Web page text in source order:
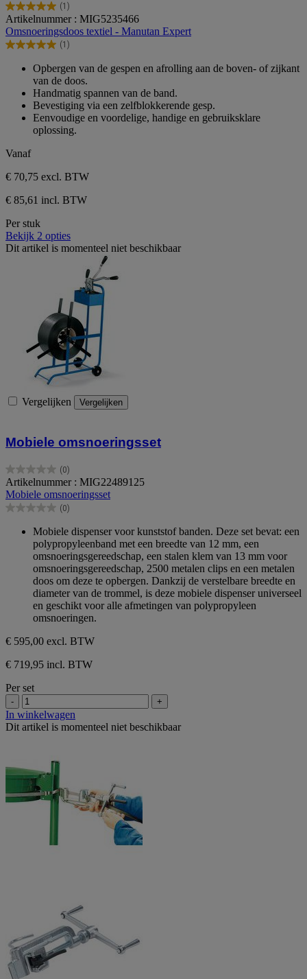
(1)
5.0
van
de
5
beoordeling
Artikelnummer : MIG5235466
Omsnoeringsdoos textiel - Manutan Expert
(1)
5.0
sterren.
beoordeling
Opbergen van de gespen en afrolling aan de boven- of zijkant
van de doos.
Handmatig spannen van de band.
Bevestiging via een zelfblokkerende gesp.
Eenvoudige en voordelige, handige en gebruiksklare
oplossing.
Vanaf
€ 70,75 excl. BTW
€ 85,61 incl. BTW
Per stuk
Bekijk 2 opties
Dit artikel is momenteel niet beschikbaar
Vergelijken Vergelijken
Mobiele omsnoeringsset
(0)
0.0
van
de
5
Artikelnummer : MIG22489125
Mobiele omsnoeringsset
(0)
0.0
sterren.
Mobiele dispenser voor kunststof banden. Deze set bevat: een
polypropyleenband met een breedte van 12 mm, een
omsnoeringsgereedschap, een stalen klem van 13 mm voor
omsnoeringsgereedschap, 2500 metalen clips en een metalen
doos om deze te opbergen. Dankzij de verstelbare breedte en
diameter van de trommel, is deze mobiele dispenser universeel
en geschikt voor alle afmetingen van polypropyleen
omsnoeringen.
€ 595,00 excl. BTW
€ 719,95 incl. BTW
Per set
- +
In winkelwagen
Dit artikel is momenteel niet beschikbaar